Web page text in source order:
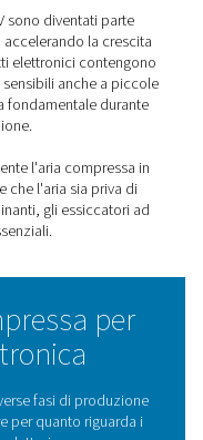
TV sono diventati
accelerando la
prodotti elettronici
pulizia fondamentale
produzione.
ampiamente l'aria
garantire che l'aria sia
inquinanti, gli